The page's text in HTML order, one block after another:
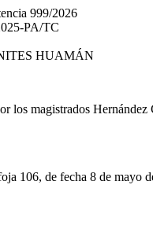
999/2026
PA/TC
HUAMÁN
magistrados
106, de fecha 8 de mayo